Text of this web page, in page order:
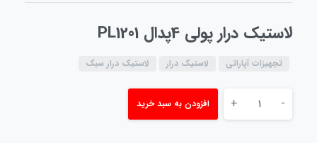
لاستیک درار پولی 4پدال PL1201
تجهیزات آپاراتی لاستیک درار لاستیک درار سبک
-
+ افزودن به سبد خرید